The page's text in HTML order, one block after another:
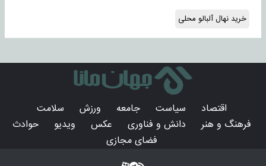
خرید نهال آلبالو محلی
اقتصاد سیاست جامعه ورزش
سلامت
فرهنگ و هنر
دانش و فناوری عکس ویدیو
حوادث
فضای مجازی